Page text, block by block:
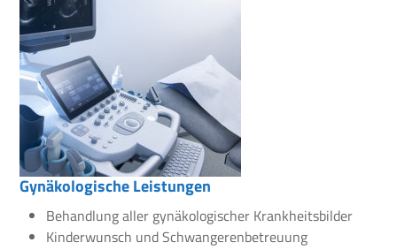
Gynäkologische Leistungen
Behandlung aller gynäkologischer Krankheitsbilder
Kinderwunsch und Schwangerenbetreuung